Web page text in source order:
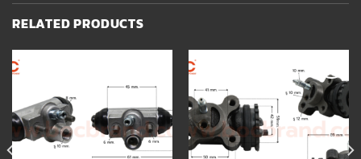
RELATED PRODUCTS
Add to Add to
wishlist